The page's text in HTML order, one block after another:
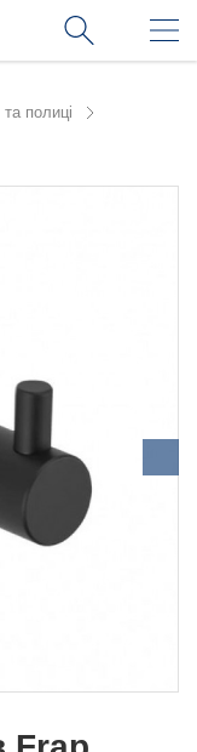
полиці